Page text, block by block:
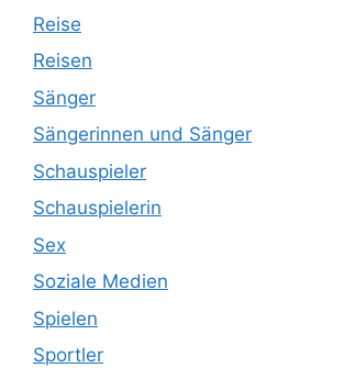
Reise
Reisen
Sänger
Sängerinnen und Sänger
Schauspieler
Schauspielerin
Sex
Soziale Medien
Spielen
Sportler